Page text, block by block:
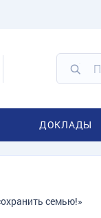
ДОКЛАДЫ
семью!»